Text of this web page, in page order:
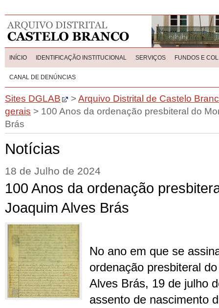
INÍCIO IDENTIFICAÇÃO INSTITUCIONAL SERVIÇOS FUNDOS E
CANAL DE DENÚNCIAS
Sites DGLAB >Arquivo Distrital de Castelo
gerais > 100 Anos da ordenação presbiteral do
Brás
Notícias
18 de Julho de 2024
100 Anos da ordenação
Joaquim Alves Brás
No ano em que se
ordenação presbiteral
Alves Brás, 19 de julho
assento de nascimento